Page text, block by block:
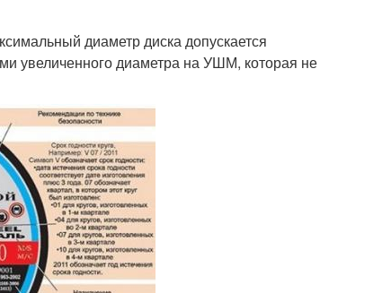
диаметр диска допускается
увеличенного диаметра на УШМ, которая не